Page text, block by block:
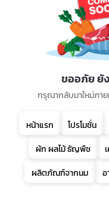
ขออภัย ยั
กรุณากลับมาใหม่ภา
หน้าแรก โปรโมชั่น
ผัก ผลไม้ ธัญพืช
ผลิตภัณฑ์จากนม
อ